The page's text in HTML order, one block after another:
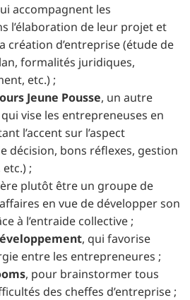
accompagnent les
l’élaboration de leur projet et
création d’entreprise (étude de
formalités juridiques,
etc.) ;
Jeune Pousse, un autre
vise les entrepreneuses en
l’accent sur l’aspect
décision, bons réflexes, gestion
;
plutôt être un groupe de
en vue de développer son
à l’entraide collective ;
, qui favorise
entre les entrepreneures ;
, pour brainstormer tous
des cheffes d’entreprise ;